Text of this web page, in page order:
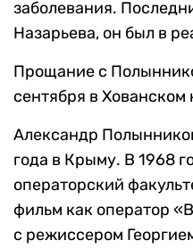
заболевания.
Назарьева, он был в
Прощание с
сентября в Хованском
Александр
года в Крыму. В 1968
операторский
фильм как оператор
с режиссером